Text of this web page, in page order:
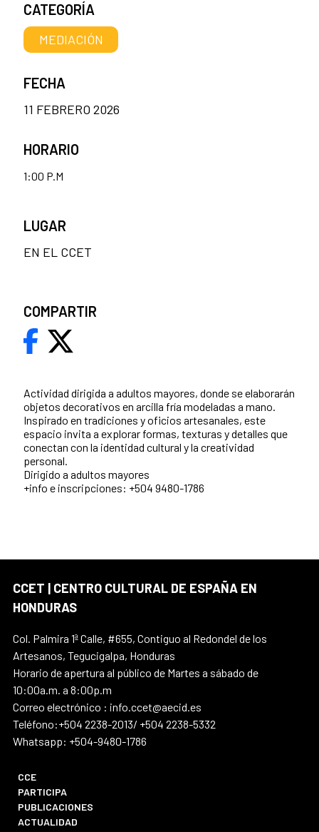
Actividad dirigida a adultos mayores, donde se elaborarán
objetos decorativos en arcilla fría modeladas a mano.
Inspirado en tradiciones y oficios artesanales, este
espacio invita a explorar formas, texturas y detalles que
conectan con la identidad cultural y la creatividad
personal.
Dirigido a adultos mayores
+info e inscripciones: +504 9480-1786
CATEGORÍA
MEDIACIÓN
FECHA
11 FEBRERO 2026
HORARIO
1:00 P.M
LUGAR
EN EL CCET
COMPARTIR
CCET | CENTRO CULTURAL DE ESPAÑA EN
HONDURAS
Col. Palmira 1ª Calle, #655, Contiguo al Redondel de los
Artesanos, Tegucigalpa, Honduras
Horario de apertura al público de Martes a sábado de
10:00a.m. a 8:00p.m
Correo electrónico : info.ccet@aecid.es
Teléfono:+504 2238-2013/ +504 2238-5332
Whatsapp: +504-9480-1786
CCE
PARTICIPA
PUBLICACIONES
ACTUALIDAD